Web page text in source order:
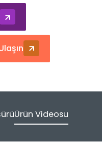
Ürün Videosu